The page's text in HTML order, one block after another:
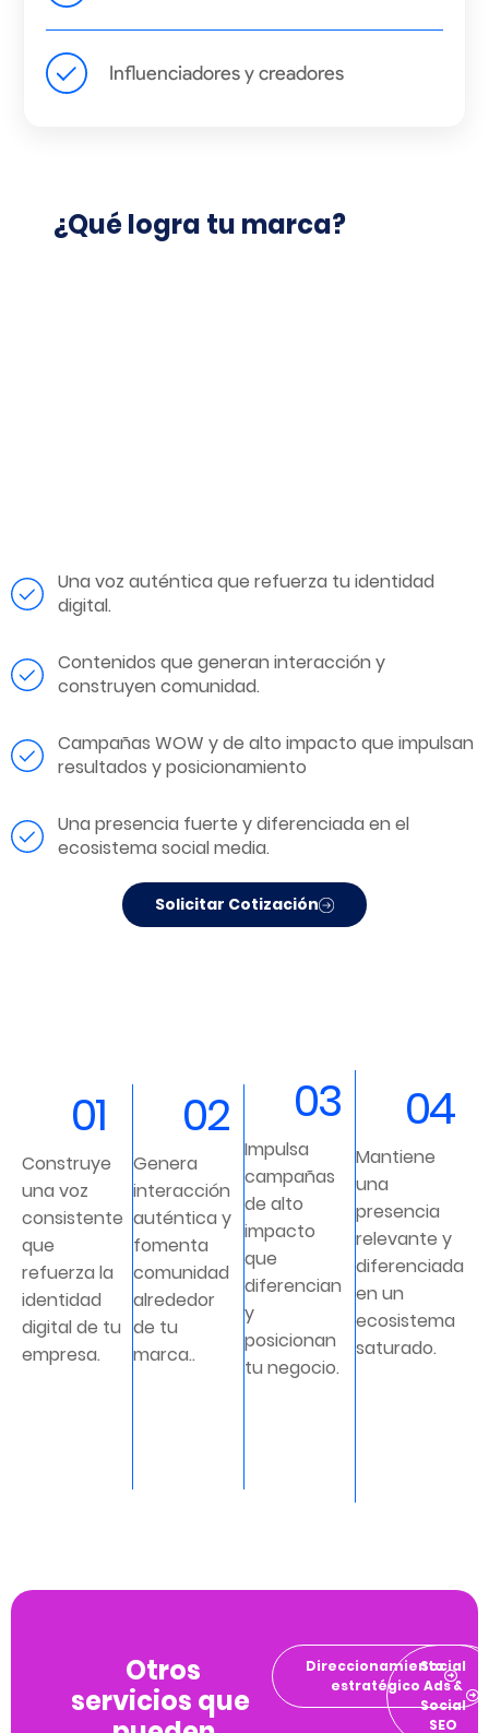
Influenciadores y creadores
¿Qué logra tu marca?
Una voz auténtica que refuerza tu identidad
digital.
Contenidos que generan interacción y
construyen comunidad.
Campañas WOW y de alto impacto que impulsan
resultados y posicionamiento
Una presencia fuerte y diferenciada en el
ecosistema social media.
Solicitar Cotización
01
Construye
una voz
consistente
que
refuerza la
identidad
digital de tu
empresa.
02
Genera
interacción
auténtica y
fomenta
comunidad
alrededor
de tu
marca..
03
Impulsa
campañas
de alto
impacto
que
diferencian
y
posicionan
tu negocio.
04
Mantiene
una
presencia
relevante y
diferenciada
en un
ecosistema
saturado.
Otros
servicios que
Direccionamiento
estratégico
Social
Ads &
Social
SEO